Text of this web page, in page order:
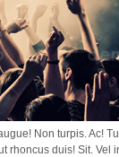
Non turpis. Ac!
rhoncus duis! Sit. Vel